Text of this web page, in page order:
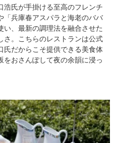
浩氏が手掛ける至高のフレンチ
「兵庫春アスパラと海老のババ
い、最新の調理法を融合させた
さ。こちらのレストランは公式
氏だからこそ提供できる美食体
おさんぽして夜の余韻に浸っ